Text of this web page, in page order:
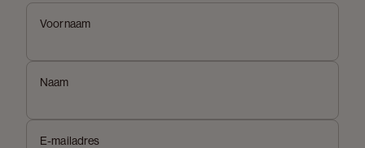
Voornaam
Naam
E-mailadres